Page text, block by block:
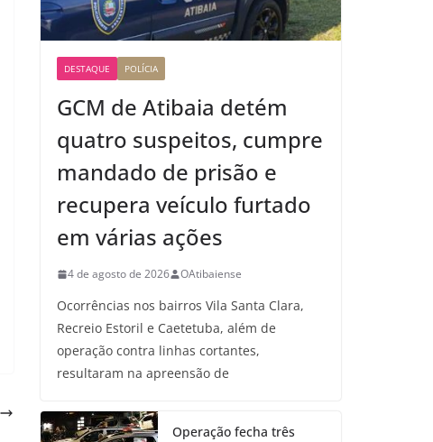
DESTAQUE POLÍCIA
GCM de Atibaia detém
quatro suspeitos, cumpre
mandado de prisão e
recupera veículo furtado
em várias ações
4 de agosto de 2026 OAtibaiense
Ocorrências nos bairros Vila Santa Clara,
Recreio Estoril e Caetetuba, além de
operação contra linhas cortantes,
resultaram na apreensão de
Operação fecha três